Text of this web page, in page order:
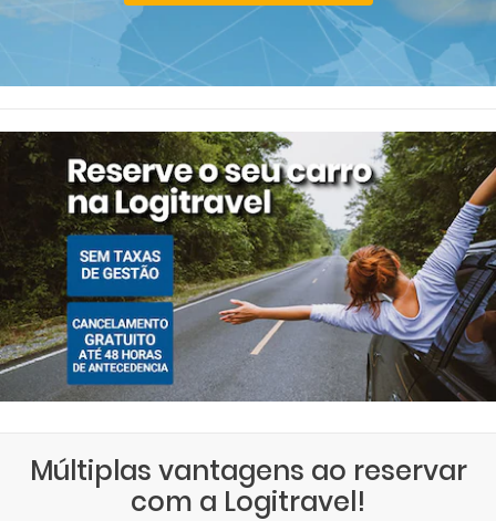
Múltiplas vantagens ao reservar
com a Logitravel!